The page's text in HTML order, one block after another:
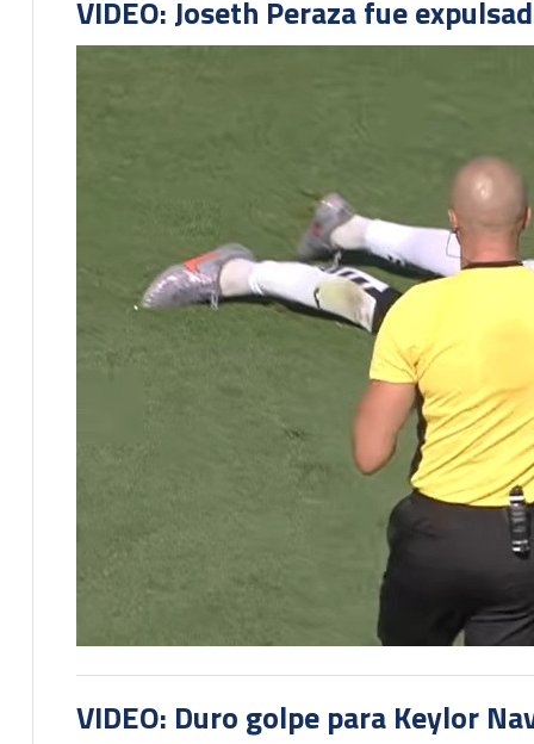
VIDEO: Joseth Peraza fue
VIDEO: Duro golpe para Keylor